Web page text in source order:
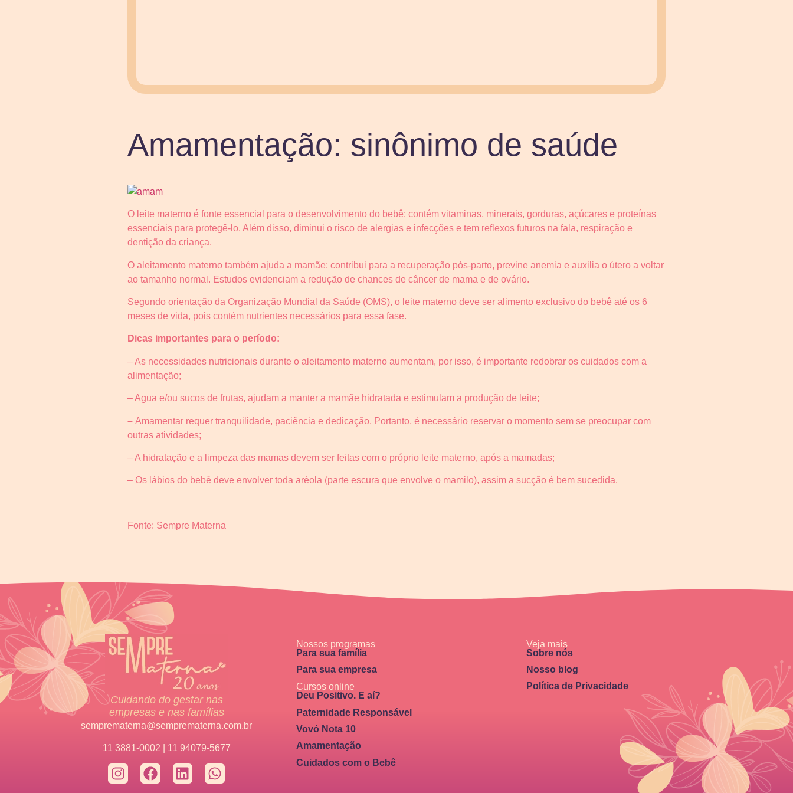
Amamentação: sinônimo de saúde
O leite materno é fonte essencial para o desenvolvimento do bebê: contém vitaminas, minerais, gorduras, açúcares e proteínas
essenciais para protegê-lo. Além disso, diminui o risco de alergias e infecções e tem reflexos futuros na fala, respiração e
dentição da criança.
O aleitamento materno também ajuda a mamãe: contribui para a recuperação pós-parto, previne anemia e auxilia o útero a voltar
ao tamanho normal. Estudos evidenciam a redução de chances de câncer de mama e de ovário.
Segundo orientação da Organização Mundial da Saúde (OMS), o leite materno deve ser alimento exclusivo do bebê até os 6
meses de vida, pois contém nutrientes necessários para essa fase.
Dicas importantes para o período:
– As necessidades nutricionais durante o aleitamento materno aumentam, por isso, é importante redobrar os cuidados com a
alimentação;
– Agua e/ou sucos de frutas, ajudam a manter a mamãe hidratada e estimulam a produção de leite;
– Amamentar requer tranquilidade, paciência e dedicação. Portanto, é necessário reservar o momento sem se preocupar com
outras atividades;
– A hidratação e a limpeza das mamas devem ser feitas com o próprio leite materno, após a mamadas;
– Os lábios do bebê deve envolver toda aréola (parte escura que envolve o mamilo), assim a sucção é bem sucedida.
Fonte: Sempre Materna
Cuidando do gestar nas
empresas e nas famílias
semprematerna@semprematerna.com.br
11 3881-0002 | 11 94079-5677
Nossos programas
Para sua família
Para sua empresa
Cursos online
Deu Positivo. E aí?
Paternidade Responsável
Vovó Nota 10
Amamentação
Cuidados com o Bebê
Veja mais
Sobre nós
Nosso blog
Política de Privacidade